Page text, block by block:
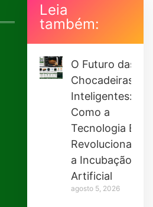
Leia
também:
O Futuro das
Chocadeiras
Inteligentes:
Como a
Tecnologia Está
Revolucionando
a Incubação
Artificial
agosto 5, 2026